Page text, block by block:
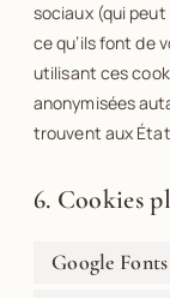
sociaux (qui
ce qu’ils font de
utilisant ces
anonymisées
trouvent aux
6. Cookies
Google Fonts